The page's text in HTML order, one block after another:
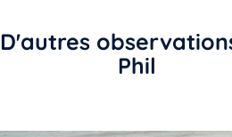
D'autres
Phil